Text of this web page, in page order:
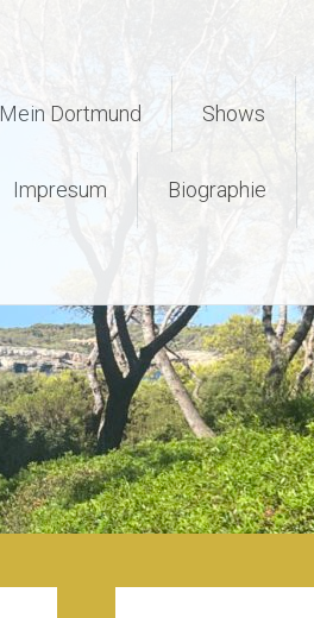
Mein Dortmund Shows
Impresum Biographie